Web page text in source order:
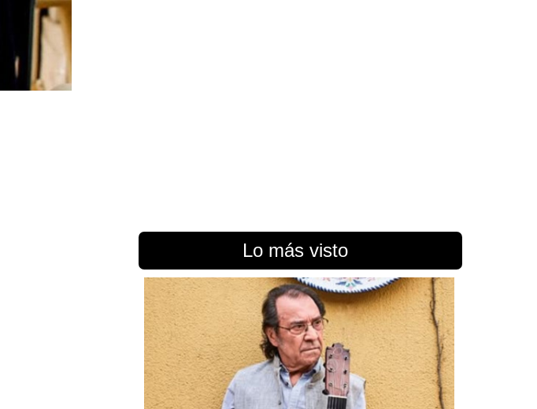
Lo más visto